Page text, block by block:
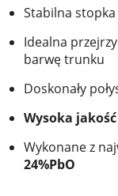
Stabilna stopka
Idealna
barwę trunku
Doskonały
Wysoka
Wykonane z
24%PbO